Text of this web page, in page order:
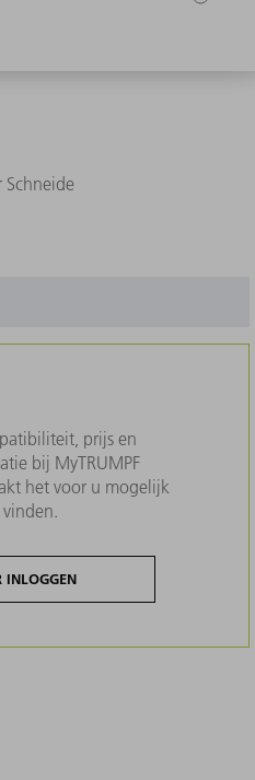
prijs en
bij MyTRUMPF
het voor u mogelijk
INLOGGEN